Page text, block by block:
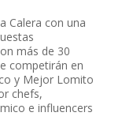
Calera con una
más de 30
competirán en
y Mejor Lomito
chefs,
e influencers